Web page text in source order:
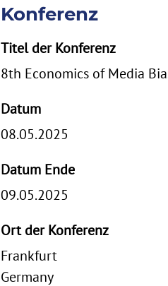
Konferenz
Titel der Konferenz
8th Economics of Media
Datum
08.05.2025
Datum Ende
09.05.2025
Ort der Konferenz
Frankfurt
Germany